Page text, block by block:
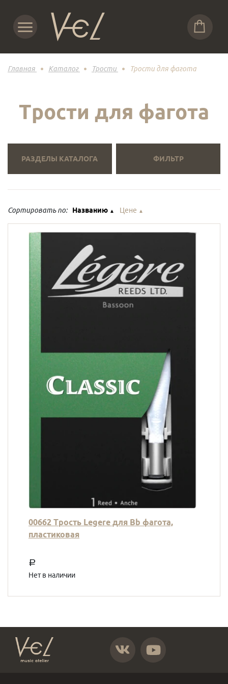
Главная Каталог Трости Трости для фагота
РАЗДЕЛЫ КАТАЛОГА ФИЛЬТР
Трости для фагота
Сортировать по: Названию ▲ Цене ▲
00662 Трость Legere для Bb фагота,
пластиковая
a
Нет в наличии